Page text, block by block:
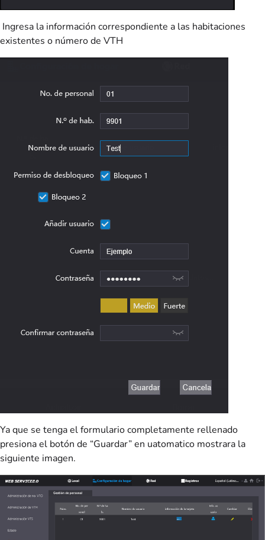
Ingresa la información correspondiente a las habitaciones
existentes o número de VTH
Ya que se tenga el formulario completamente rellenado
presiona el botón de “Guardar” en uatomatico mostrara la
siguiente imagen.